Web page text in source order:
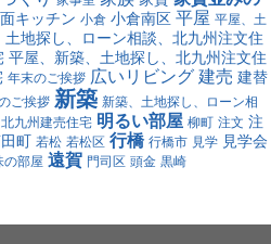
キッチン 小倉 小倉南区 平屋 平屋、土
土地探し、ローン相談、北九州注文住
平屋、新築、土地探し、北九州注文住
年末のご挨拶 広いリビング 建売 建替
ご挨拶 新築 新築、土地探し、ローン相
九州建売住宅 明るい部屋 柳町 注文 注
町 若松 若松区 行橋 行橋市 見学 見学会
の部屋 遠賀 門司区 頭金 黒崎